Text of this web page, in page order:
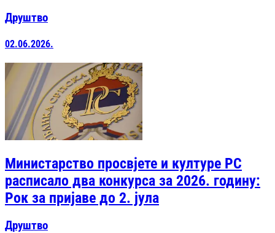
Друштво
02.06.2026.
Министарство просвјете и културе РС
расписало два конкурса за 2026. годину:
Рок за пријаве до 2. јула
Друштво